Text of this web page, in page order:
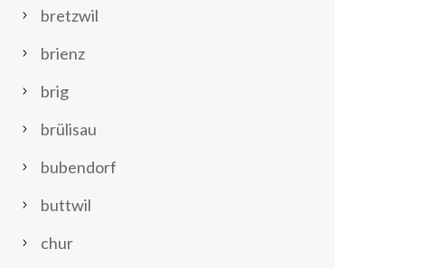
bretzwil
brienz
brig
brülisau
bubendorf
buttwil
chur